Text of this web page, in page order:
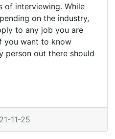
of interviewing. While
on the industry,
to any job you are
you want to know
person out there should
11-25